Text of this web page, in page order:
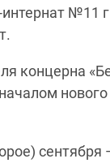
№11
концерна